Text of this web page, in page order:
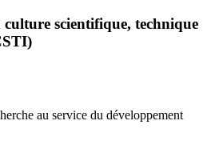
scientifique, technique
au service du développement